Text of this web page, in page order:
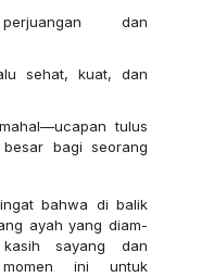
dan
sehat, kuat, dan
tulus
bagi seorang
bahwa di balik
ayah yang diam-
sayang dan
ini untuk